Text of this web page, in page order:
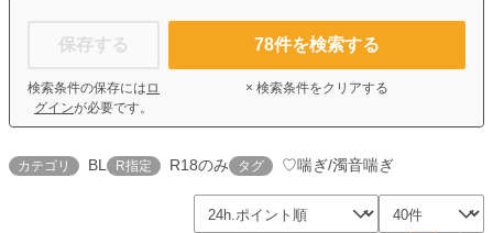
保存する
検索条件の保存には ロ
グインが必要です。
78件を検索する
× 検索条件をクリアする
カテゴリ BL R指定 R18のみ タグ ♡喘ぎ/濁音喘ぎ